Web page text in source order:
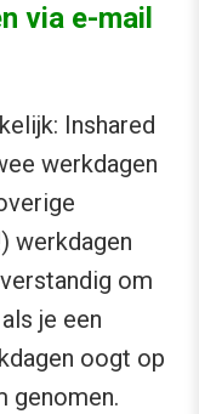
via e-mail
Inshared
werkdagen
werkdagen
om
je een
oogt op
genomen.